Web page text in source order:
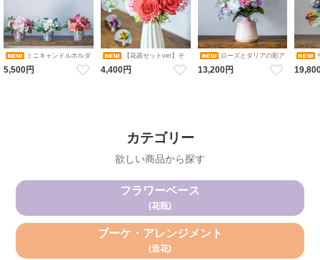
ミニキャンドルホルダ
ーアレンジメント コレクショ
ン（ピンク・ブルーホワイ
5,500円
【花器セットver】そ
のまま飾れるブーケ 選べる６
色 アレンジメント 造花 アー
ティフィシャルフラワー ギフ
4,400円
ローズとダリアの彩ア
レンジメント 花瓶アレンジメ
ント 造花 アーティフィシャル
13,200円
ンジメ
カテゴリー
欲しい商品から探す
フラワーベース
(花瓶)
ブーケ・アレンジメント
(造花)